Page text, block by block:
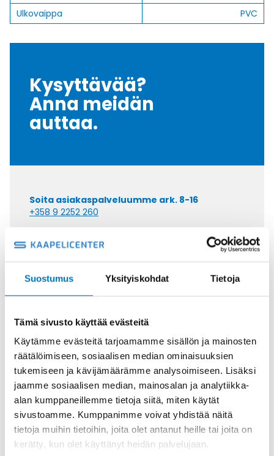
Suostumus Yksityiskohdat Tietoja
Tämä sivusto käyttää evästeitä
Käytämme evästeitä tarjoamamme sisällön ja mainosten
räätälöimiseen, sosiaalisen median ominaisuuksien
tukemiseen ja kävijämäärämme analysoimiseen. Lisäksi
jaamme sosiaalisen median, mainosalan ja analytiikka-
alan kumppaneillemme tietoja siitä, miten käytät
sivustoamme. Kumppanimme voivat yhdistää näitä
tietoja muihin tietoihin, joita olet antanut heille tai joita on
kerätty, kun olet käyttänyt heidän palvelujaan.
Ulkovaippa
PVC
Kysyttävää?
Anna meidän
auttaa.
Soita asiakaspalveluumme ark. 8-16
+358 9 2252 260
Tai lähetä sähköpostia
Saman kaapelin eri versiot
Ketjukaapeli KAWEFLEX 6310 SK-
PVC UL/CSA 3X0,34 (AWG22)
Ketjukaapeli KAWEFLEX 6310 SK-